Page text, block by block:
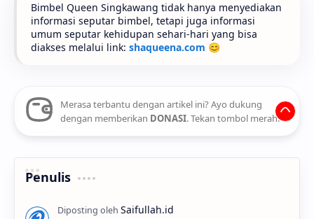
Bimbel Queen Singkawang tidak hanya menyediakan
informasi seputar bimbel, tetapi juga informasi
umum seputar kehidupan sehari-hari yang bisa
diakses melalui link: shaqueena.com 😊
Merasa terbantu dengan artikel ini? Ayo dukung
dengan memberikan DONASI. Tekan tombol merah.
Penulis